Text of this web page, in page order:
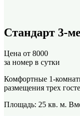
Стандарт 3-
Цена от 8000
за номер в сутки
Комфортные 1-
размещения трех
Площадь: 25 кв. м.